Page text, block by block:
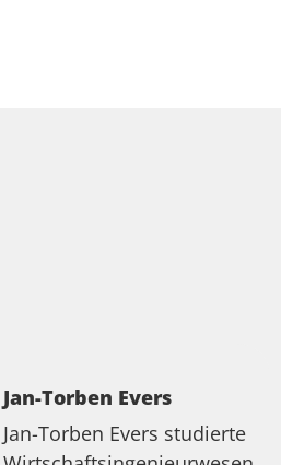
Jan-Torben Evers
Jan-Torben Evers studierte